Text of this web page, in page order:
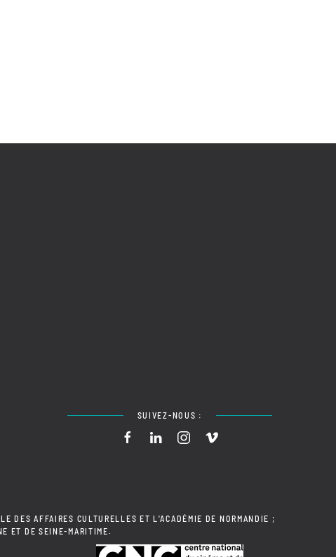
SUIVEZ-NOUS :
DES AFFAIRES CULTURELLES ET L'ACADÉMIE DE NORMANDIE ;
ET DE SEINE-MARITIME.